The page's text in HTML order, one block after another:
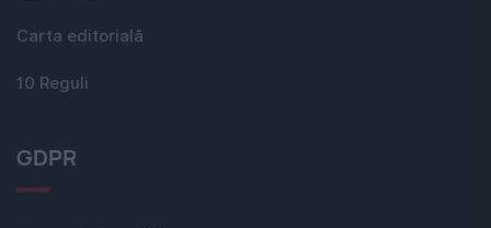
Carta editorială
10 Reguli
GDPR